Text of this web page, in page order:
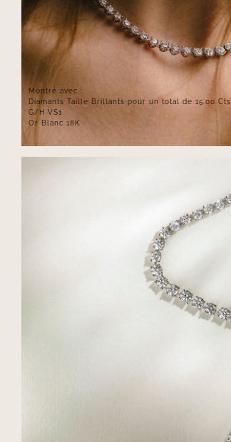
Montré avec :
Diamants Taille Brillants pour un total de 15.00 Cts
G/H VS1
Or Blanc 18K